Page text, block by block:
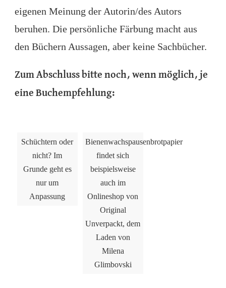
eigenen Meinung der Autorin/des Autors
beruhen. Die persönliche Färbung macht aus
den Büchern Aussagen, aber keine Sachbücher.
Zum Abschluss bitte noch, wenn möglich, je
eine Buchempfehlung:
Schüchtern oder
nicht? Im
Grunde geht es
nur um
Anpassung
Bienenwachspausenbrotpapier
findet sich
beispielsweise
auch im
Onlineshop von
Original
Unverpackt, dem
Laden von
Milena
Glimbovski